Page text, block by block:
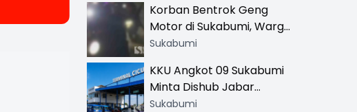
Korban Bentrok Geng
Motor di Sukabumi, Warga
dan Sopir Tangki
Sukabumi
KKU Angkot 09 Sukabumi
Minta Dishub Jabar
Tertibkan Trayek Ciawi-
Sukabumi